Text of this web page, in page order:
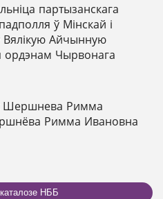
партызанскага
ў Мінскай і
Вялікую Айчынную
ордэнам Чырвонага
Шершнева Римма
Римма Ивановна
НББ